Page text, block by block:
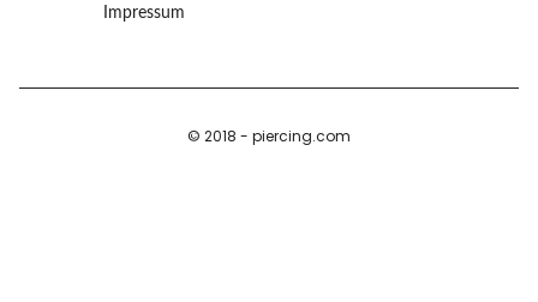
Impressum
© 2018 - piercing.com